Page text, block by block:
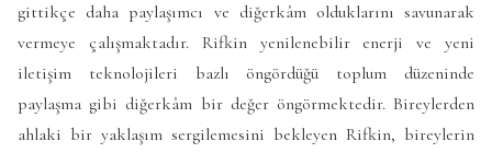
gittikçe daha paylaşımcı ve diğerkâm olduklarını savunarak
vermeye çalışmaktadır. Rifkin yenilenebilir enerji ve yeni
iletişim teknolojileri bazlı öngördüğü toplum düzeninde
paylaşma gibi diğerkâm bir değer öngörmektedir. Bireylerden
ahlaki bir yaklaşım sergilemesini bekleyen Rifkin, bireylerin